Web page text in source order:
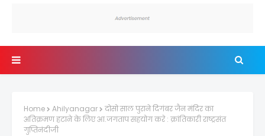
Home Ahilyanagar
दोसो साल पुराने दिगंबर जैन मंदिर का
अतिक्रमण हटाने के लिए आ.जगताप सहयोग करे : क्रांतिकारी राष्ट्रसंत
गुप्तिनंदीजी